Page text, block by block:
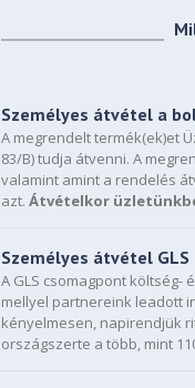
Személyes átvétel a
A megrendelt termék(ek)et
83/B) tudja átvenni. A
valamint amint a rendelés
azt.Átvételkor
Személyes átvétel
A GLS csomagpont
mellyel partnereink leadott
kényelmesen, napirendjük
országszerte a több, mint